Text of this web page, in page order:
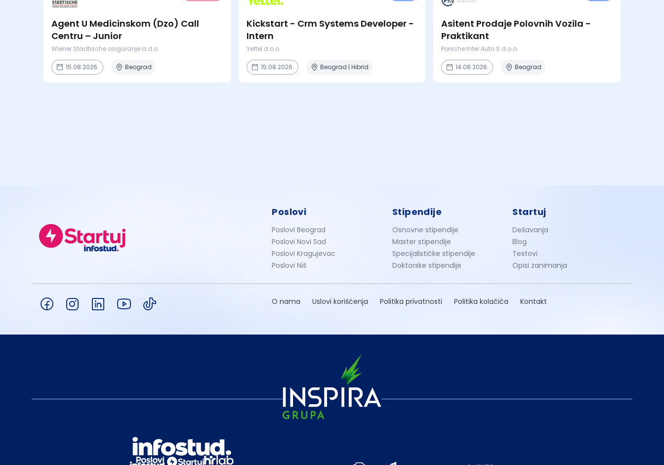
Agent U Medicinskom (Dzo) Call
Centru – Junior
Wiener Stadtische osiguranje a.d.o.
15.08.2026. Beograd
Kickstart - Crm Systems Developer -
Intern
Yettel d.o.o.
15.08.2026. Beograd | Hibrid
Asitent Prodaje Polovnih Vozila -
Praktikant
Porsche Inter Auto S d.o.o.
14.08.2026. Beograd
Poslovi
Poslovi Beograd
Poslovi Novi Sad
Poslovi Kragujevac
Poslovi Niš
Stipendije
Osnovne stipendije
Master stipendije
Specijalističke stipendije
Doktorske stipendije
Startuj
Dešavanja
Blog
Testovi
Opisi zanimanja
O nama Uslovi korišćenja Politika privatnosti Politika kolačića Kontakt